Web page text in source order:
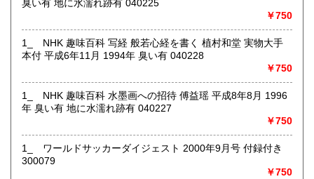
絡くださいませ。
沿線名：-
最寄駅：盛岡駅
営業時間：月～金10:00～18:00 土10:00～16:00
書籍の買取について
取り扱い分野
臭い有 地に水濡れ跡有 040225
￥750
1_ NHK 趣味百科 写経 般若心経を書く 植村和堂 実物大手
本付 平成6年11月 1994年 臭い有 040228
￥750
1_ NHK 趣味百科 水墨画への招待 傅益瑶 平成8年8月 1996
年 臭い有 地に水濡れ跡有 040227
￥750
1_ ワールドサッカーダイジェスト 2000年9月号 付録付き
300079
￥750